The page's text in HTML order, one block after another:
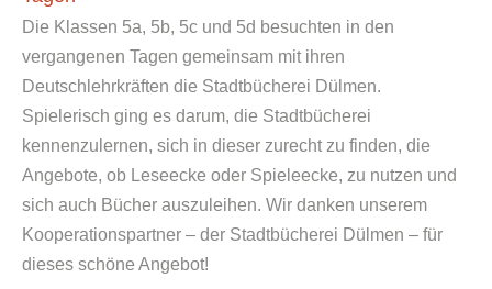
Die Klassen 5a, 5b, 5c und 5d besuchten in den
vergangenen Tagen gemeinsam mit ihren
Deutschlehrkräften die Stadtbücherei Dülmen.
Spielerisch ging es darum, die Stadtbücherei
kennenzulernen, sich in dieser zurecht zu finden, die
Angebote, ob Leseecke oder Spieleecke, zu nutzen und
sich auch Bücher auszuleihen. Wir danken unserem
Kooperationspartner – der Stadtbücherei Dülmen – für
dieses schöne Angebot!